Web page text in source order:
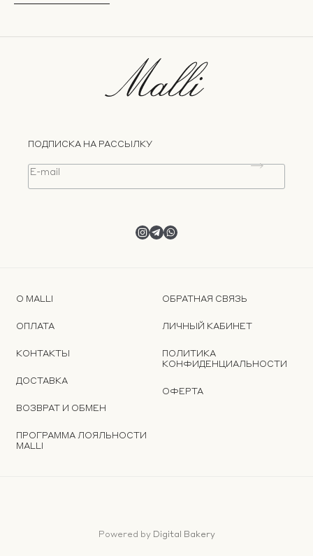
О MALLI
ОПЛАТА
КОНТАКТЫ
ДОСТАВКА
ВОЗВРАТ И ОБМЕН
ПРОГРАММА ЛОЯЛЬНОСТИ
MALLI
ОБРАТНАЯ СВЯЗЬ
ЛИЧНЫЙ КАБИНЕТ
ПОЛИТИКА
КОНФИДЕНЦИАЛЬНОСТИ
ОФЕРТА
ПОДПИСКА НА РАССЫЛКУ
Powered by Digital Bakery